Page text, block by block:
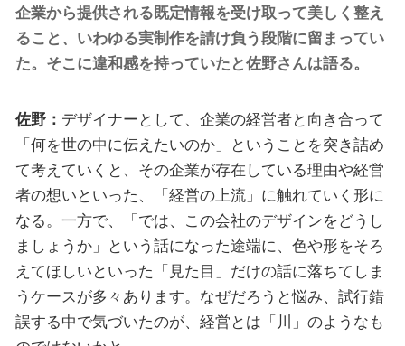
企業から提供される既定情報を受け取って美しく整え
ること、いわゆる実制作を請け負う段階に留まってい
た。そこに違和感を持っていたと佐野さんは語る。
佐野： デザイナーとして、企業の経営者と向き合って
「何を世の中に伝えたいのか」ということを突き詰め
て考えていくと、その企業が存在している理由や経営
者の想いといった、「経営の上流」に触れていく形に
なる。一方で、「では、この会社のデザインをどうし
ましょうか」という話になった途端に、色や形をそろ
えてほしいといった「見た目」だけの話に落ちてしま
うケースが多々あります。なぜだろうと悩み、試行錯
誤する中で気づいたのが、経営とは「川」のようなも